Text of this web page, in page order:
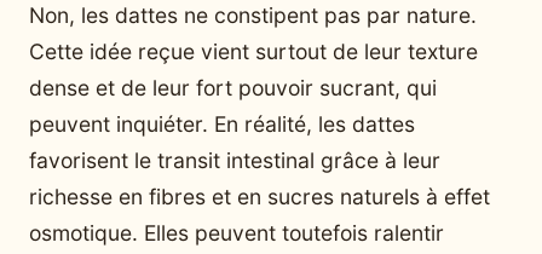
Non, les dattes ne constipent pas par nature.
Cette idée reçue vient surtout de leur texture
dense et de leur fort pouvoir sucrant, qui
peuvent inquiéter. En réalité, les dattes
favorisent le transit intestinal grâce à leur
richesse en fibres et en sucres naturels à effet
osmotique. Elles peuvent toutefois ralentir